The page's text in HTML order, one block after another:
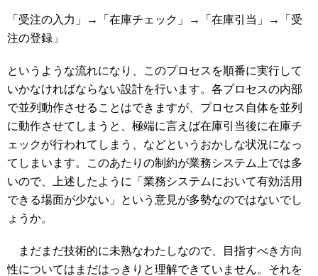
「受注の入力」→「在庫チェック」→「在庫引当」→「受
注の登録」
というような流れになり、このプロセスを順番に実行して
いかなければならない設計を行います。各プロセスの内部
で並列動作させることはできますが、プロセス自体を並列
に動作させてしまうと、極端に言えば在庫引当後に在庫チ
ェックが行われてしまう、などというおかしな状況になっ
てしまいます。このあたりの制約が業務システム上では多
いので、上述したように「業務システムにおいて有効活用
できる場面が少ない」という意見が多勢なのではないでし
ょうか。
まだまだ技術的に未熟なわたしなので、目指すべき方向
性についてはまだはっきりと理解できていません。それを